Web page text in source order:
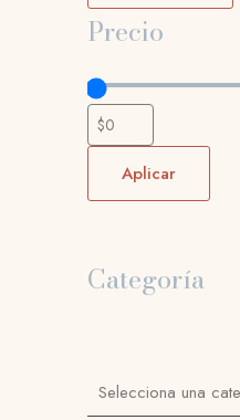
Precio
Aplicar
Categoría
Selecciona
una